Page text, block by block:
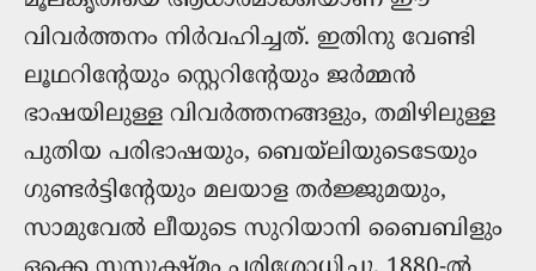
വിവർത്തനം നിർവഹിച്ചത്. ഇതിനു വേണ്ടി
ലൂഥറിന്റേയും സ്റ്റെറിന്റേയും ജർമ്മൻ
ഭാഷയിലുള്ള വിവർത്തനങ്ങളും, തമിഴിലുള്ള
പുതിയ പരിഭാഷയും, ബെയ്‌ലിയുടെടേയും
ഗുണ്ടർട്ടിന്റേയും മലയാള തർജ്ജുമയും,
സാമുവേൽ ലീയുടെ സുറിയാനി ബൈബിളും